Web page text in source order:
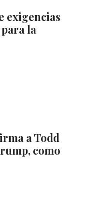
exigencias
la
a Todd
como